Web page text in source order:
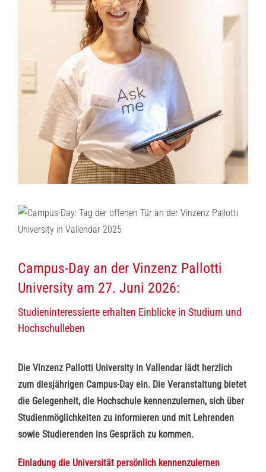
Campus-Day an der Vinzenz Pallotti
University am 27. Juni 2026:
Studieninteressierte erhalten Einblicke in Studium und
Hochschulleben
Die Vinzenz Pallotti University in Vallendar lädt herzlich
zum diesjährigen Campus-Day ein. Die Veranstaltung bietet
die Gelegenheit, die Hochschule kennenzulernen, sich über
Studienmöglichkeiten zu informieren und mit Lehrenden
sowie Studierenden ins Gespräch zu kommen.
Einladung die Universität persönlich kennenzulernen